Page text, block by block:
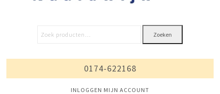
Zoeken
0174-622168
INLOGGEN MIJN ACCOUNT